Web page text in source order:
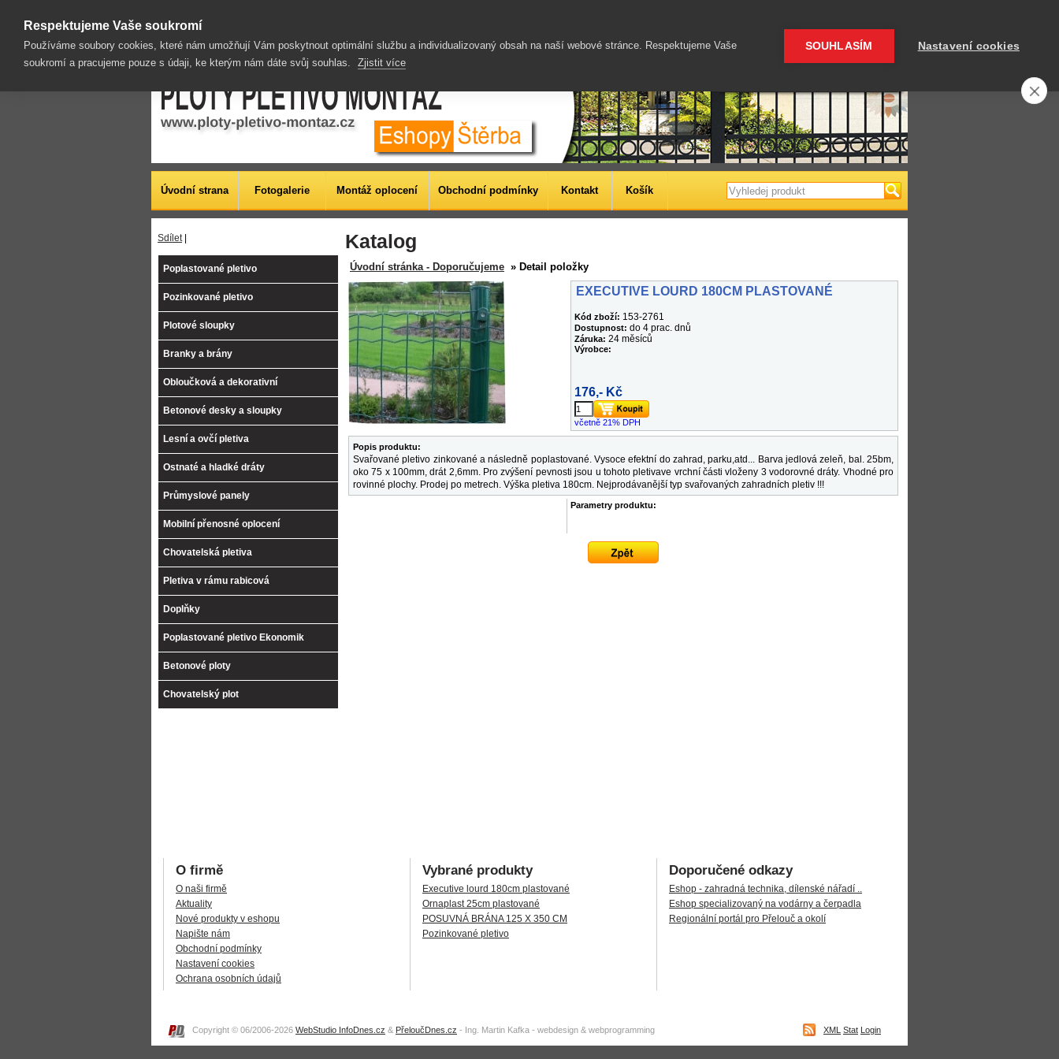
| Chovatelská pletiva | Pletiva v rámu rabicová | Lesní a ovčí pletiva |
Úvodní strana Fotogalerie Montáž oplocení Obchodní podmínky Kontakt Košík
Sdílet
Poplastované pletivo
Pozinkované pletivo
Plotové sloupky
Branky a brány
Obloučková a dekorativní
Betonové desky a sloupky
Lesní a ovčí pletiva
Ostnaté a hladké dráty
Průmyslové panely
Mobilní přenosné oplocení
Chovatelská pletiva
Pletiva v rámu rabicová
Doplňky
Poplastované pletivo Ekonomik
Betonové ploty
Chovatelský plot
Katalog
Úvodní stránka - Doporučujeme » Detail položky
EXECUTIVE LOURD 180CM PLASTOVANÉ
Kód zboží: 153-2761
Dostupnost: do 4 prac. dnů
Záruka: 24 měsíců
Výrobce:
176,- Kč
včetně 21% DPH
Popis produktu:
Svařované pletivo zinkované a následně poplastované. Vysoce efektní do zahrad, parku,atd... Barva jedlová zeleň, bal. 25bm,
oko 75 x 100mm, drát 2,6mm. Pro zvýšení pevnosti jsou u tohoto pletivave vrchní části vloženy 3 vodorovné dráty. Vhodné pro
rovinné plochy. Prodej po metrech. Výška pletiva 180cm. Nejprodávanější typ svařovaných zahradních pletiv !!!
Parametry produktu:
O firmě
O naši firmě
Aktuality
Nové produkty v eshopu
Napište nám
Obchodní podmínky
Nastavení cookies
Ochrana osobních údajů
Vybrané produkty
Executive lourd 180cm plastované
Ornaplast 25cm plastované
POSUVNÁ BRÁNA 125 X 350 CM
Pozinkované pletivo
Doporučené odkazy
Eshop - zahradná technika, dílenské nářadí ..
Eshop specializovaný na vodárny a čerpadla
Regionální portál pro Přelouč a okolí
Copyright © 06/2006-2026 WebStudio InfoDnes.cz & PřeloučDnes.cz - Ing. Martin Kafka - webdesign & webprogramming XML Stat Login
Respektujeme Vaše soukromí
Používáme soubory cookies, které nám umožňují Vám poskytnout optimální službu a individualizovaný obsah na naší webové stránce. Respektujeme Vaše
soukromí a pracujeme pouze s údaji, ke kterým nám dáte svůj souhlas.
Zjistit více
SOUHLASÍM Nastavení cookies